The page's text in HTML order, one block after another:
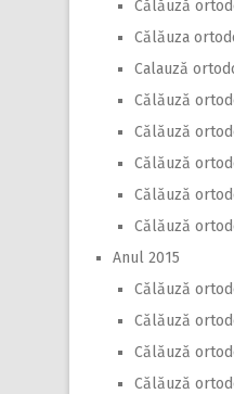
Călăuză
Călăuza
Calauză
Călăuză
Călăuză
Călăuză
Călăuză
Călăuză
Anul 2015
Călăuză
Călăuză
Călăuză
Călăuză